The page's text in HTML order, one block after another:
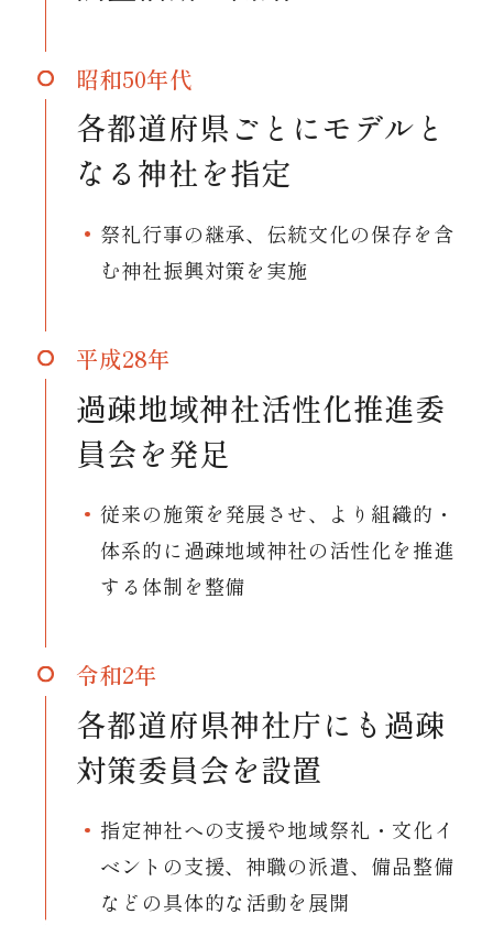
昭和50年代
各都道府県ごとにモデルと
なる神社を指定
祭礼行事の継承、伝統文化の保存を含
む神社振興対策を実施
平成28年
過疎地域神社活性化推進委
員会を発足
従来の施策を発展させ、より組織的・
体系的に過疎地域神社の活性化を推進
する体制を整備
令和2年
各都道府県神社庁にも過疎
対策委員会を設置
指定神社への支援や地域祭礼・文化イ
ベントの支援、神職の派遣、備品整備
などの具体的な活動を展開